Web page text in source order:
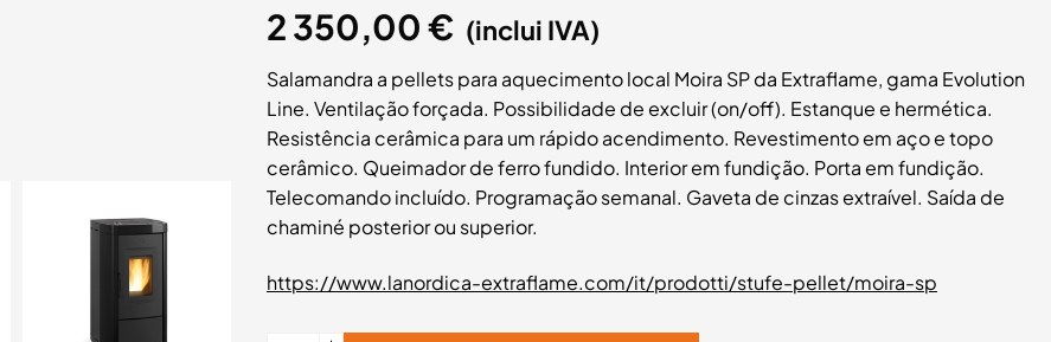
2 350,00€ (inclui IVA)
Salamandra a pellets para aquecimento local Moira SP da Extraflame, gama Evolution
Line. Ventilação forçada. Possibilidade de excluir (on/off). Estanque e hermética.
Resistência cerâmica para um rápido acendimento. Revestimento em aço e topo
cerâmico. Queimador de ferro fundido. Interior em fundição. Porta em fundição.
Telecomando incluído. Programação semanal. Gaveta de cinzas extraível. Saída de
chaminé posterior ou superior.
https://www.lanordica-extraflame.com/it/prodotti/stufe-pellet/moira-sp